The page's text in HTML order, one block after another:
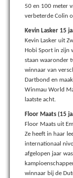
50 en 100 meter
verbeterde Colin
Kevin Lasker 15
Kevin Lasker uit
Hobi Sport in zijn
staan waaronder
winnaar van
Dartbond en
Winmau World
laatste acht.
Floor Maats (15
Floor Maats uit
Ze heeft in haar
internationaal
afgelopen jaar
winnaar bij de